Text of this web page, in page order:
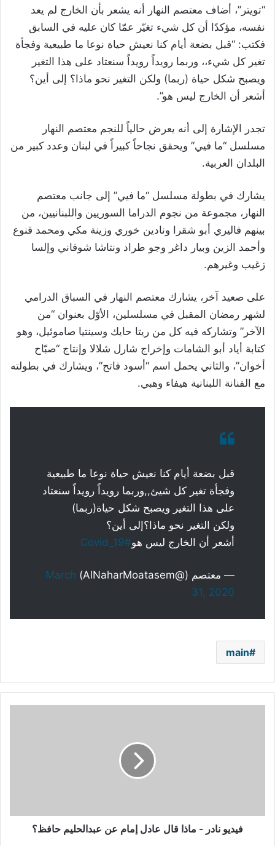
“تويتر”، أضاف معتصم النهار أنه يشعر بأن الخارج لم يعد
نفسه، مؤكدًا أن كل شيء تغيّر عمّا كان عليه في السابق
فكتب: “قبل بضعة أيام كنا نعيش حياة نوعا ما طبيعية وفجأة
تغير كل شيء،، وربما رويداً رويداً سنعتاد على هذا التغير
ويصبح شكل حياة (ربما) ولكن التغير نحو ماذا؟ إلى أين؟
أشعر أن الخارج ليس هو”.
تجدر الإشارة إلى أنه يعرض حالياً للنجم معتصم النهار
مسلسل “ما فيي” ويحقق نجاحاً كبيراً في لبنان وعدد كبير من
البلدان العربية.
يشارك في بطولة مسلسل “ما فيي” إلى جانب معتصم
النهار، مجموعة من نجوم الدراما السوريين واللبنانيين، من
بينهم فاليري أبو شقرا ونادين خوري وزينة مكي ومحمد قنوع
وأحمد الزين وبيار داغر وجو طراد ونتاشا شوفاني وإلسا
زغيب وغيرهم.
على صعيد آخر، يشارك معتصم النهار في السباق الدرامي
لشهر رمضان المقبل في مسلسلين، الأوّل بعنوان “من
الآخر” وتشاركه فيه كل من ريتا حايك وسينتيا صاموئيل، وهو
كتابة أياد أبو الشامات وإخراج شارل شلالا وإنتاج “صبّاح
أخوان”، والثاني يحمل اسم “أسود فاتح”، ويشارك في بطولته
مع الفنانة اللبنانية هيفاء وهبي.
قبل بضعة أيام كنا نعيش حياة نوعا ما طبيعية
وفجأة تغير كل شيئ,,وربما رويداً رويداً سنعتاد
على هذا التغير ويصبح شكل حياة(ربما)
ولكن التغير نحو ماذا؟إلى أين؟
أشعر أن الخارج ليس هو#Covid_19
— معتصم (@AlNaharMoatasem)
March
31, 2020
main
عبدالحليم
فيديو نادر - ماذا قال عادل إمام عن عبدالحليم حافظ؟